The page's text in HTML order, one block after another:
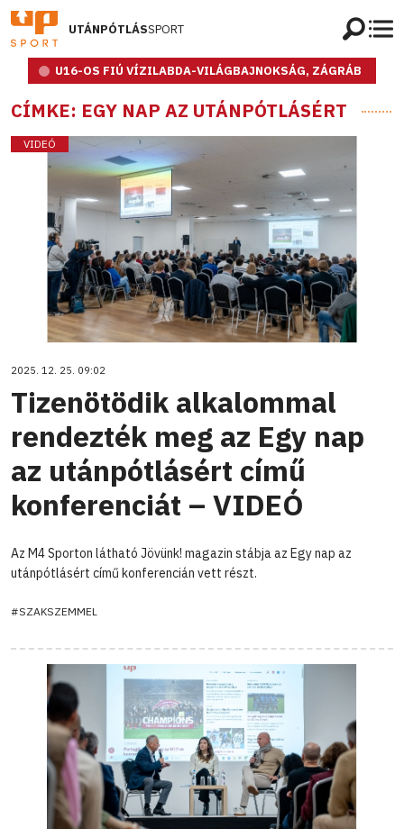
UTÁNPÓTLÁSSPORT
U16-OS FIÚ VÍZILABDA-VILÁGBAJNOKSÁG, ZÁGRÁB
CÍMKE: EGY NAP AZ UTÁNPÓTLÁSÉRT
VIDEÓ
2025. 12. 25. 09:02
Tizenötödik alkalommal
rendezték meg az Egy nap
az utánpótlásért című
konferenciát – VIDEÓ
Az M4 Sporton látható Jövünk! magazin stábja az Egy nap az
utánpótlásért című konferencián vett részt.
#SZAKSZEMMEL